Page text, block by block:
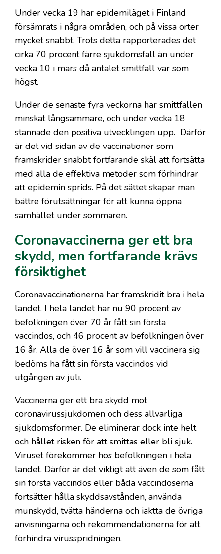
Under vecka 19 har epidemiläget i Finland
försämrats i några områden, och på vissa orter
mycket snabbt. Trots detta rapporterades det
cirka 70 procent färre sjukdomsfall än under
vecka 10 i mars då antalet smittfall var som
högst.
Under de senaste fyra veckorna har smittfallen
minskat långsammare, och under vecka 18
stannade den positiva utvecklingen upp. Därför
är det vid sidan av de vaccinationer som
framskrider snabbt fortfarande skäl att fortsätta
med alla de effektiva metoder som förhindrar
att epidemin sprids. På det sättet skapar man
bättre förutsättningar för att kunna öppna
samhället under sommaren.
Coronavaccinerna ger ett bra
skydd, men fortfarande krävs
försiktighet
Coronavaccinationerna har framskridit bra i hela
landet. I hela landet har nu 90 procent av
befolkningen över 70 år fått sin första
vaccindos, och 46 procent av befolkningen över
16 år. Alla de över 16 år som vill vaccinera sig
bedöms ha fått sin första vaccindos vid
utgången av juli.
Vaccinerna ger ett bra skydd mot
coronavirussjukdomen och dess allvarliga
sjukdomsformer. De eliminerar dock inte helt
och hållet risken för att smittas eller bli sjuk.
Viruset förekommer hos befolkningen i hela
landet. Därför är det viktigt att även de som fått
sin första vaccindos eller båda vaccindoserna
fortsätter hålla skyddsavstånden, använda
munskydd, tvätta händerna och iaktta de övriga
anvisningarna och rekommendationerna för att
förhindra virusspridningen.